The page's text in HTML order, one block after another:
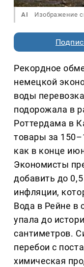
AI Изображение
Рекордное
немецкой
воды
подорожала в
Роттердама в
товары за
как в конце
Экономисты
добавить до
инфляции,
Вода в Рейне в
упала до
сантиметров.
перебои с
химическая